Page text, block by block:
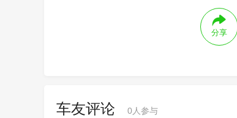
分享
车友评论 0人参与